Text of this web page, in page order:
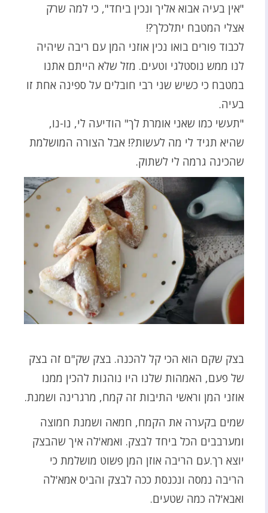
"אין בעיה אבוא אליך ונכין ביחד", כי למה שרק
אצלי המטבח יתלכלך?!
לכבוד פורים בואו נכין אוזני המן עם ריבה שיהיה
לנו ממש נוסטלגי וטעים. מזל שלא הייתם אתנו
במטבח כי כשיש שני רבי חובלים על ספינה אחת זו
בעיה.
"תעשי כמו שאני אומרת לך" הודיעה לי, נו-נו,
שהיא תגיד לי מה לעשות?! אבל הצורה המושלמת
שהכינה גרמה לי לשתוק.
בצק שקם הוא הכי קל להכנה. בצק שק"ם זה בצק
של פעם, האמהות שלנו היו נוהגות להכין ממנו
אוזני המן וראשי התיבות זה קמח, מרגרינה ושמנת.
שמים בקערה את הקמח, חמאה ושמנת חמוצה
ומערבבים הכל ביחד לבצק. ואמא'לה איך שהבצק
יוצא רך.עם הריבה אוזן המן פשוט מושלמת כי
הריבה נמסה ונכנסת ככה לבצק והביס אמא'לה
ואבא'לה כמה שטעים.